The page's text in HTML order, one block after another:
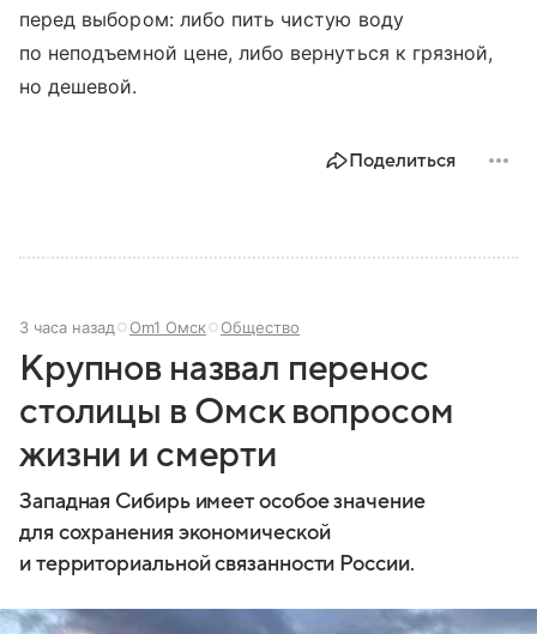
перед выбором: либо пить чистую воду
по неподъемной цене, либо вернуться к грязной,
но дешевой.
Поделиться
3 часа назад Om1 Омск Общество
Крупнов назвал перенос
столицы в Омск вопросом
жизни и смерти
Западная Сибирь имеет особое значение
для сохранения экономической
и территориальной связанности России.